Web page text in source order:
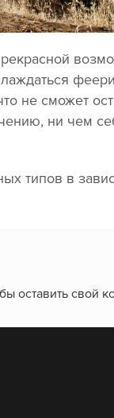
не сможет
ни чем
типов в
оставить свой